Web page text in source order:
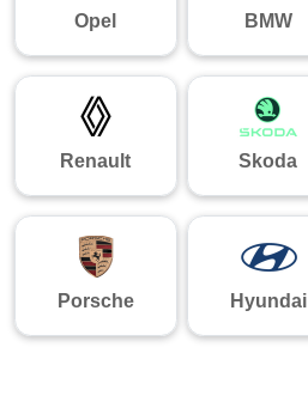
Opel BMW
Renault Skoda
Porsche Hyundai